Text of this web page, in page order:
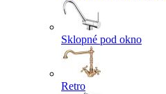
Sklopné pod okno
Retro